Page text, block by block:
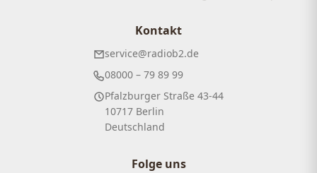
Kontakt
service@radiob2.de
08000 – 79 89 99
Pfalzburger Straße 43-44
10717 Berlin
Deutschland
Folge uns